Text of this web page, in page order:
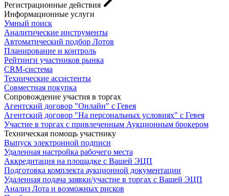
Регистрационные действия
Информационные услуги
Умный поиск
Аналитические инструменты
Автоматический подбор Лотов
Планирование и контроль
Рейтинги участников рынка
CRM-система
Технические ассистенты
Совместная покупка
Сопровождение участия в торгах
Агентский договор "Онлайн" с Гевея
Агентский договор "На персональных условиях" с Гевея
Участие в торгах с привлеченным Аукционным брокером
Техническая помощь участнику
Выпуск электронной подписи
Удаленная настройка рабочего места
Аккредитация на площадке с Вашей ЭЦП
Подготовка комплекта аукционной документации
Удаленная подача заявки/участие в торгах с Вашей ЭЦП
Анализ Лота и возможных рисков